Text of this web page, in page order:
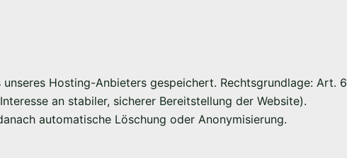
Hosting-Anbieters gespeichert. Rechtsgrundlage: Art. 6
an stabiler, sicherer Bereitstellung der Website).
automatische Löschung oder Anonymisierung.